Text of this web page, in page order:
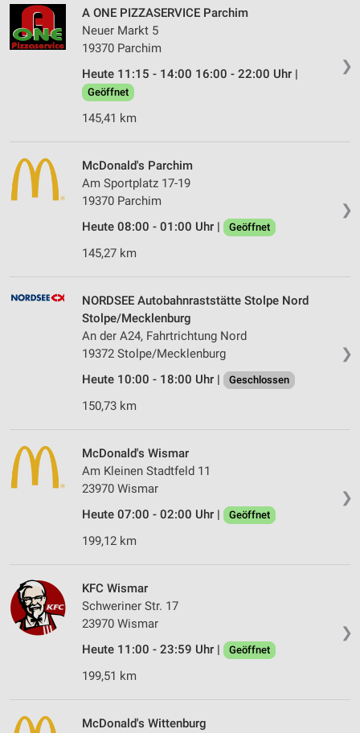
❯
A ONE PIZZASERVICE Parchim
Neuer Markt 5
19370 Parchim
Heute 11:15 - 14:00 16:00 - 22:00 Uhr |
Geöffnet
145,41 km
❯
McDonald's Parchim
Am Sportplatz 17-19
19370 Parchim
Heute 08:00 - 01:00 Uhr |
Geöffnet
145,27 km
❯
NORDSEE Autobahnraststätte Stolpe Nord
Stolpe/Mecklenburg
An der A24, Fahrtrichtung Nord
19372 Stolpe/Mecklenburg
Heute 10:00 - 18:00 Uhr |
Geschlossen
150,73 km
❯
McDonald's Wismar
Am Kleinen Stadtfeld 11
23970 Wismar
Heute 07:00 - 02:00 Uhr |
Geöffnet
199,12 km
❯
KFC Wismar
Schweriner Str. 17
23970 Wismar
Heute 11:00 - 23:59 Uhr |
Geöffnet
199,51 km
McDonald's Wittenburg